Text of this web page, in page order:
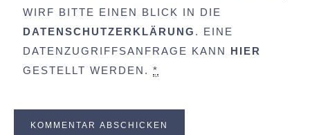
WIRF BITTE EINEN BLICK IN DIE
DATENSCHUTZERKLÄRUNG . EINE
DATENZUGRIFFSANFRAGE KANN HIER
GESTELLT WERDEN. *